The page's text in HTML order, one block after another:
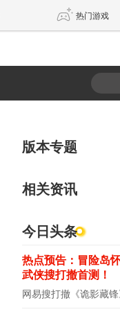
热门游戏
版本专题
相关资讯
今日头条
热点预告：冒险岛
武侠搜打撤首测！
网易搜打撤《诡影藏